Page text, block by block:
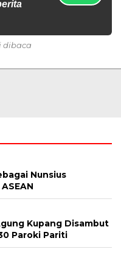
dibaca
Nunsius
Kupang Disambut
Paroki Pariti